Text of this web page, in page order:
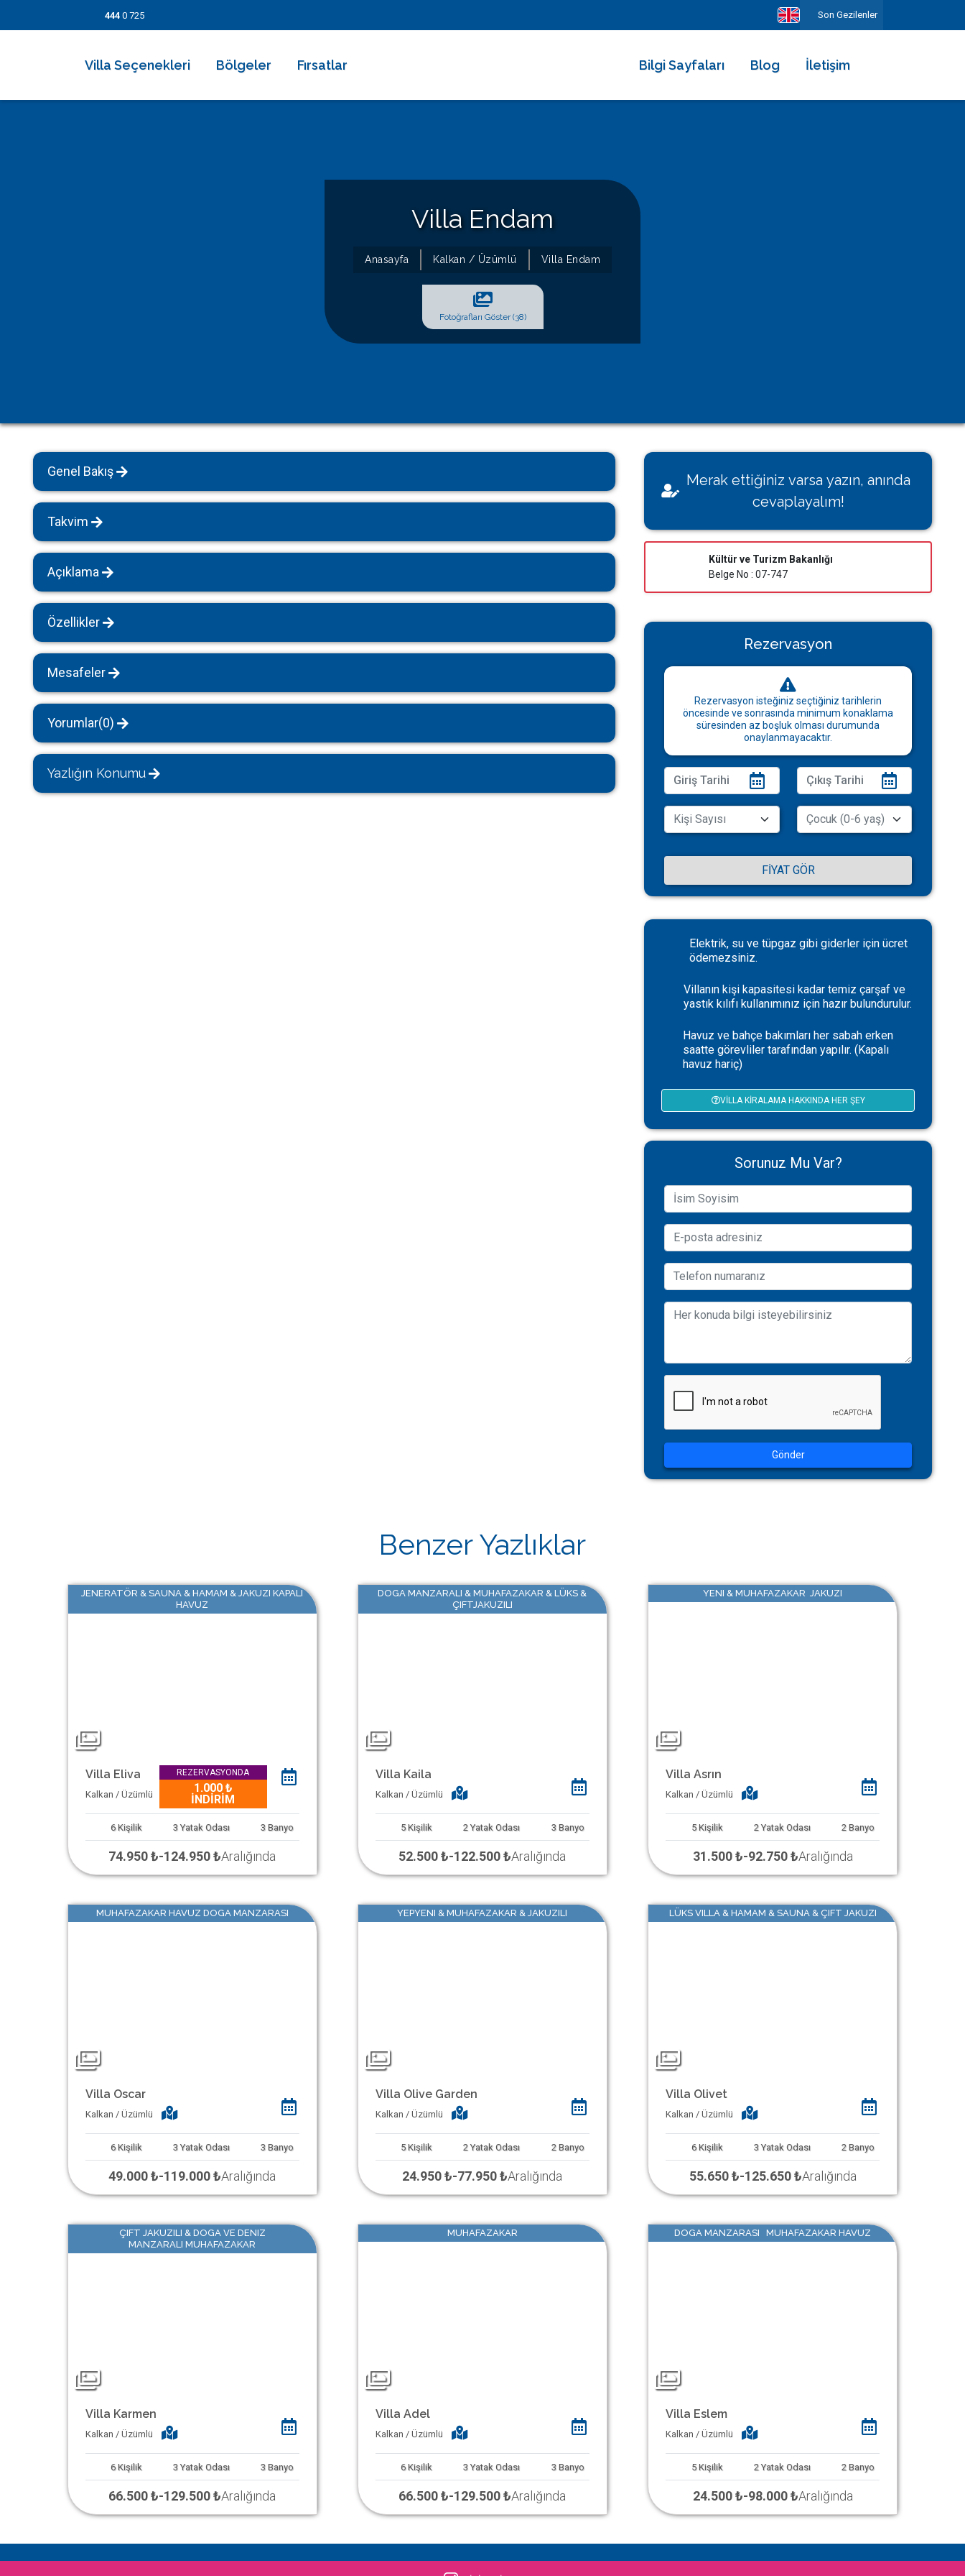
444 0 725 Son Gezilenler
Villa Seçenekleri
Kiralık Apartlar
Bungalov Evler
Kahvaltı Dahil Villalar
Tüm Villalar
Bölgeler Fırsatlar Bilgi Sayfaları
Villamı Kiraya Vermek İstiyorum
Sağlığınız Bizim İçin Değerli
Konut İzin Belge Başvurusu
Bakanlık Belgeli Konutlar
Blog İletişim
Villa Endam
Anasayfa Kalkan / Üzümlü Villa Endam
Fotoğrafları Göster (38)
Genel Bakış
Takvim
Açıklama
Özellikler
Mesafeler
Yorumlar(0)
Yazlığın Konumu
Merak ettiğiniz varsa yazın, anında
cevaplayalım!
Kültür ve Turizm Bakanlığı
Belge No : 07-747
Rezervasyon
Rezervasyon isteğiniz seçtiğiniz tarihlerin
öncesinde ve sonrasında minimum konaklama
süresinden az boşluk olması durumunda
onaylanmayacaktır.
FIYAT GÖR
Elektrik, su ve tüpgaz gibi giderler için ücret
ödemezsiniz.
Villanın kişi kapasitesi kadar temiz çarşaf ve
yastık kılıfı kullanımınız için hazır bulundurulur.
Havuz ve bahçe bakımları her sabah erken
saatte görevliler tarafından yapılır. (Kapalı
havuz hariç)
VILLA KIRALAMA HAKKINDA HER ŞEY
Sorunuz Mu Var?
Gönder
Benzer Yazlıklar
JENERATÖR & SAUNA & HAMAM & JAKUZI KAPALI
HAVUZ
Villa Eliva
Kalkan / Üzümlü
REZERVASYONDA
1.000 ₺
İNDİRİM
6 Kişilik 3 Yatak Odası 3 Banyo
74.950 ₺-124.950 ₺Aralığında
DOGA MANZARALI & MUHAFAZAKAR & LÜKS &
ÇIFTJAKUZILI
Villa Kaila
Kalkan / Üzümlü
5 Kişilik 2 Yatak Odası 3 Banyo
52.500 ₺-122.500 ₺Aralığında
YENI & MUHAFAZAKAR JAKUZI
Villa Asrın
Kalkan / Üzümlü
5 Kişilik 2 Yatak Odası 2 Banyo
31.500 ₺-92.750 ₺Aralığında
MUHAFAZAKAR HAVUZ DOGA MANZARASI
Villa Oscar
Kalkan / Üzümlü
6 Kişilik 3 Yatak Odası 3 Banyo
49.000 ₺-119.000 ₺Aralığında
YEPYENI & MUHAFAZAKAR & JAKUZILI
Villa Olive Garden
Kalkan / Üzümlü
5 Kişilik 2 Yatak Odası 2 Banyo
24.950 ₺-77.950 ₺Aralığında
LÜKS VILLA & HAMAM & SAUNA & ÇIFT JAKUZI
Villa Olivet
Kalkan / Üzümlü
6 Kişilik 3 Yatak Odası 2 Banyo
55.650 ₺-125.650 ₺Aralığında
ÇIFT JAKUZILI & DOGA VE DENIZ
MANZARALI MUHAFAZAKAR
Villa Karmen
Kalkan / Üzümlü
6 Kişilik 3 Yatak Odası 3 Banyo
66.500 ₺-129.500 ₺Aralığında
MUHAFAZAKAR
Villa Adel
Kalkan / Üzümlü
6 Kişilik 3 Yatak Odası 3 Banyo
66.500 ₺-129.500 ₺Aralığında
DOGA MANZARASI MUHAFAZAKAR HAVUZ
Villa Eslem
Kalkan / Üzümlü
5 Kişilik 2 Yatak Odası 2 Banyo
24.500 ₺-98.000 ₺Aralığında